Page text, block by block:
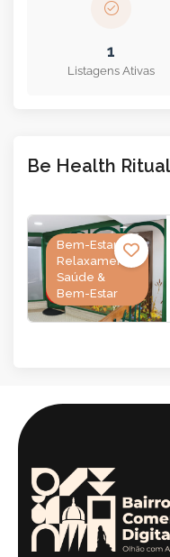
Be Health
Fechado
Bem-Estar &
Relaxamento,
Saúde &
Bem-Estar